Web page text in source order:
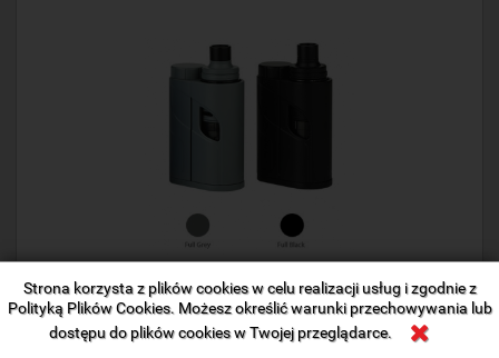
Strona korzysta z plików cookies w celu realizacji usług i zgodnie z
Polityką Plików Cookies. Możesz określić warunki przechowywania lub
dostępu do plików cookies w Twojej przeglądarce.
ELEAF IKONN TOTAL TPD